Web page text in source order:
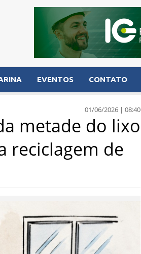
EVENTOS CONTATO
01/06/2026 | 08:40
metade do lixo
reciclagem de